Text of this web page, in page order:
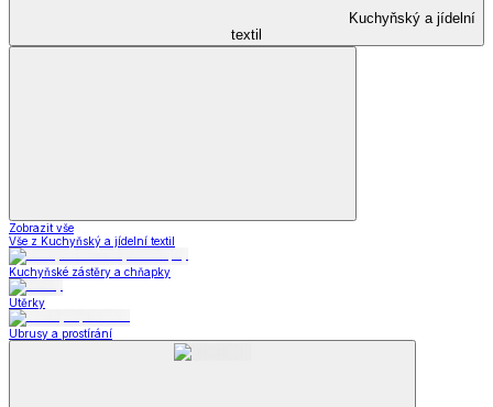
Kuchyňský a jídelní
textil
Zobrazit vše
Vše z Kuchyňský a jídelní textil
Kuchyňské zástěry a chňapky
Utěrky
Ubrusy a prostírání